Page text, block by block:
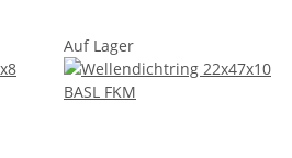
Auf Lager